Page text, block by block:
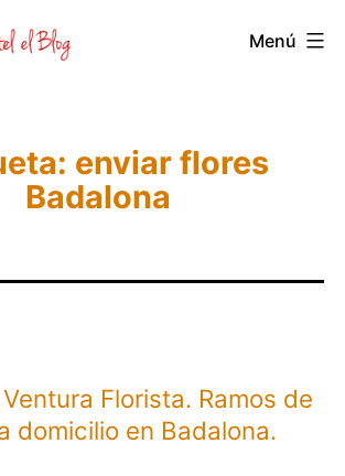
Menú
enviar flores
Badalona
Florista. Ramos de
domicilio en Badalona.